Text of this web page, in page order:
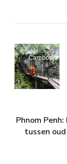
Phnom
tussen